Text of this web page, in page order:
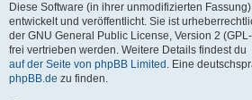
Diese Software (in ihrer unmodifizierten
entwickelt und veröffentlicht. Sie ist
der GNU General Public License, Version 2
frei vertrieben werden. Weitere Details findest du
auf der Seite von phpBB Limited . Eine
phpBB.de zu finden.